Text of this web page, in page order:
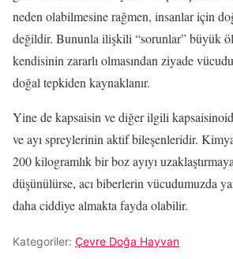
neden olabilmesine rağmen, insanlar için
değildir. Bununla ilişkili “sorunlar” büyük
kendisinin zararlı olmasından ziyade
doğal tepkiden kaynaklanır.
Yine de kapsaisin ve diğer ilgili
ve ayı spreylerinin aktif bileşenleridir.
200 kilogramlık bir boz ayıyı
düşünülürse, acı biberlerin vücudumuzda
daha ciddiye almakta fayda olabilir.
Kategoriler: Çevre Doğa Hayvan